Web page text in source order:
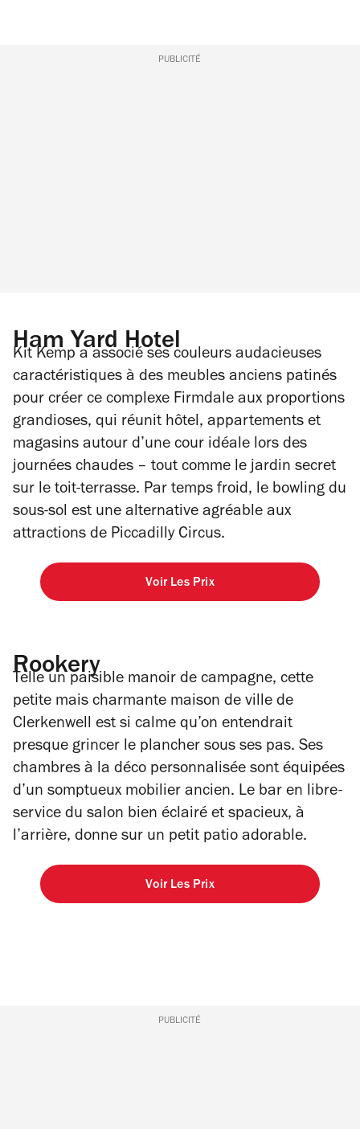
PUBLICITÉ
Ham Yard Hotel
Kit Kemp a associé ses couleurs audacieuses
caractéristiques à des meubles anciens patinés
pour créer ce complexe Firmdale aux proportions
grandioses, qui réunit hôtel, appartements et
magasins autour d’une cour idéale lors des
journées chaudes – tout comme le jardin secret
sur le toit-terrasse. Par temps froid, le bowling du
sous-sol est une alternative agréable aux
attractions de Piccadilly Circus.
Voir Les Prix
Rookery
Telle un paisible manoir de campagne, cette
petite mais charmante maison de ville de
Clerkenwell est si calme qu’on entendrait
presque grincer le plancher sous ses pas. Ses
chambres à la déco personnalisée sont équipées
d’un somptueux mobilier ancien. Le bar en libre-
service du salon bien éclairé et spacieux, à
l’arrière, donne sur un petit patio adorable.
Voir Les Prix
PUBLICITÉ